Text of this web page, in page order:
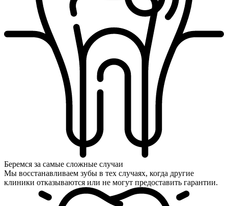
Беремся за самые сложные случаи
Мы восстанавливаем зубы в тех случаях, когда другие
клиники отказываются или не могут предоставить гарантии.